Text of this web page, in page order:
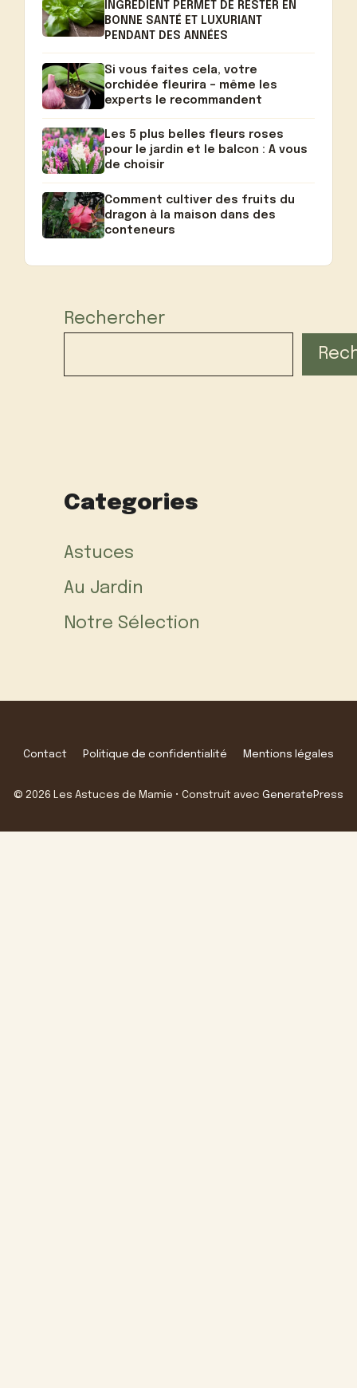
INGRÉDIENT PERMET DE RESTER EN
BONNE SANTÉ ET LUXURIANT
PENDANT DES ANNÉES
Si vous faites cela, votre
orchidée fleurira – même les
experts le recommandent
Les 5 plus belles fleurs roses
pour le jardin et le balcon : A vous
de choisir
Comment cultiver des fruits du
dragon à la maison dans des
conteneurs
Rechercher
Categories
Astuces
Au Jardin
Notre Sélection
Contact Politique de confidentialité Mentions légales
© 2026 Les Astuces de Mamie • Construit avec GeneratePress